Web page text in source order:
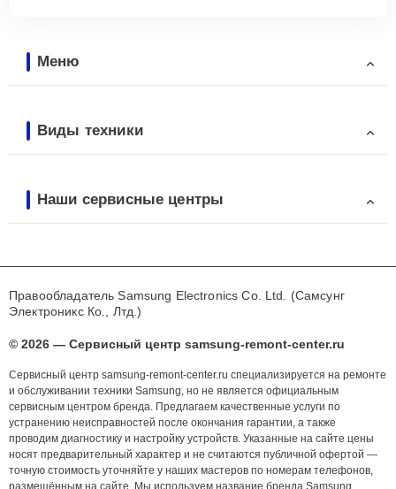
Меню
Виды техники
Наши сервисные центры
Правообладатель Samsung Electronics Co. Ltd. (Самсунг
Электроникс Ко., Лтд.)
© 2026 — Сервисный центр samsung-remont-center.ru
Сервисный центр samsung-remont-center.ru специализируется на ремонте
и обслуживании техники Samsung, но не является официальным
сервисным центром бренда. Предлагаем качественные услуги по
устранению неисправностей после окончания гарантии, а также
проводим диагностику и настройку устройств. Указанные на сайте цены
носят предварительный характер и не считаются публичной офертой —
точную стоимость уточняйте у наших мастеров по номерам телефонов,
размещённым на сайте. Мы используем название бренда Samsung